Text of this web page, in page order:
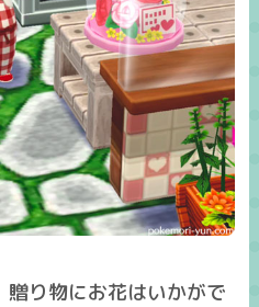
り物にお花はいかがで